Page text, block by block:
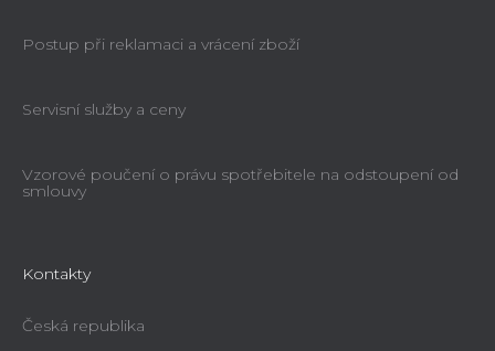
Postup při reklamaci a vrácení zboží
Servisní služby a ceny
Vzorové poučení o právu spotřebitele na odstoupení od
smlouvy
Kontakty
Česká republika